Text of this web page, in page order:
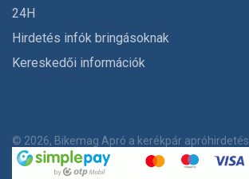
24H
Hirdetés infók bringásoknak
Kereskedői információk
© 2026, Bikemag Apró a kerékpár apróhirdetés